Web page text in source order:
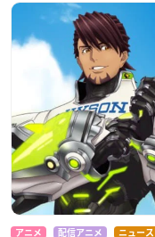
アニメ 配信アニメ ニュース